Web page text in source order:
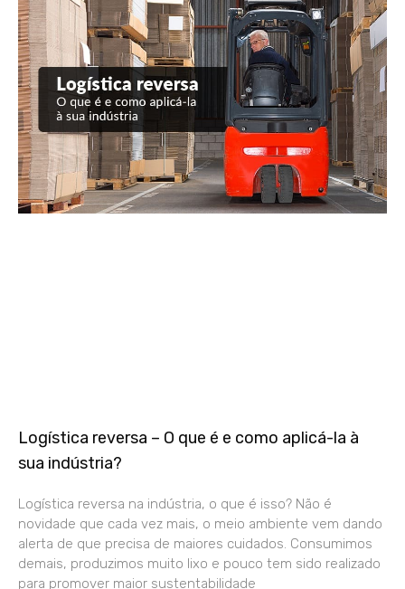
Logística reversa – O que é e como aplicá-la à
sua indústria?
Logística reversa na indústria, o que é isso? Não é
novidade que cada vez mais, o meio ambiente vem dando
alerta de que precisa de maiores cuidados. Consumimos
demais, produzimos muito lixo e pouco tem sido realizado
para promover maior sustentabilidade